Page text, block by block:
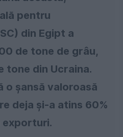
pentru
din Egipt a
de tone de grâu,
tone din Ucraina.
o șansă valoroasă
deja și-a atins 60%
exporturi.